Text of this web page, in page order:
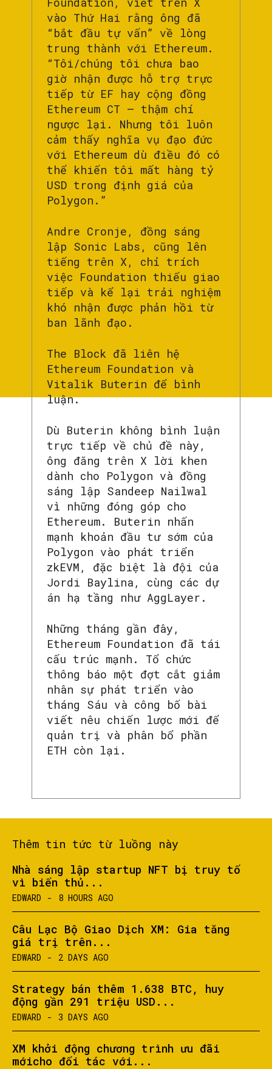
SEARCH...
vào Thứ Hai rằng ông đã
“bắt đầu tự vấn” về lòng
trung thành với Ethereum.
“Tôi/chúng tôi chưa bao
giờ nhận được hỗ trợ trực
tiếp từ EF hay cộng đồng
Ethereum CT — thậm chí
ngược lại. Nhưng tôi luôn
cảm thấy nghĩa vụ đạo đức
với Ethereum dù điều đó có
thể khiến tôi mất hàng tỷ
USD trong định giá của
Polygon.”
Andre Cronje, đồng sáng
lập Sonic Labs, cũng lên
tiếng trên X, chỉ trích
việc Foundation thiếu giao
tiếp và kể lại trải nghiệm
khó nhận được phản hồi từ
ban lãnh đạo.
The Block đã liên hệ
Ethereum Foundation và
Vitalik Buterin để bình
luận.
Dù Buterin không bình luận
trực tiếp về chủ đề này,
ông đăng trên X lời khen
dành cho Polygon và đồng
sáng lập Sandeep Nailwal
vì những đóng góp cho
Ethereum. Buterin nhấn
mạnh khoản đầu tư sớm của
Polygon vào phát triển
zkEVM, đặc biệt là đội của
Jordi Baylina, cùng các dự
án hạ tầng như AggLayer.
Những tháng gần đây,
Ethereum Foundation đã tái
cấu trúc mạnh. Tổ chức
thông báo một đợt cắt giảm
nhân sự phát triển vào
tháng Sáu và công bố bài
viết nêu chiến lược mới để
quản trị và phân bổ phần
ETH còn lại.
Thêm tin tức từ luồng này
Nhà sáng lập startup NFT bị truy tố
vì biển thủ...
EDWARD - 8 HOURS AGO
Câu Lạc Bộ Giao Dịch XM: Gia tăng
giá trị trên...
EDWARD - 2 DAYS AGO
Strategy bán thêm 1.638 BTC, huy
động gần 291 triệu USD...
EDWARD - 3 DAYS AGO
XM khởi động chương trình ưu đãi
mớicho đối tác với...